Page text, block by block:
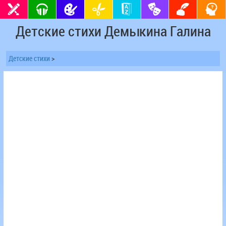
Детские стихи Демыкина Галина
Детские стихи >